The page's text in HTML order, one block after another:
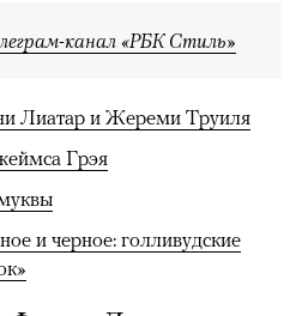
канал «РБК Стиль»
Лиатар и Жереми Труиля
Грэя
и черное: голливудские